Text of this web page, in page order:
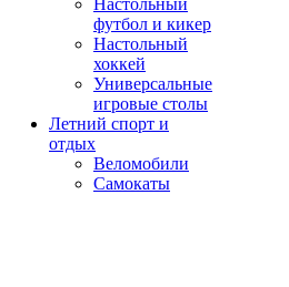
Настольный
футбол и кикер
Настольный
хоккей
Универсальные
игровые столы
Летний спорт и
отдых
Веломобили
Самокаты